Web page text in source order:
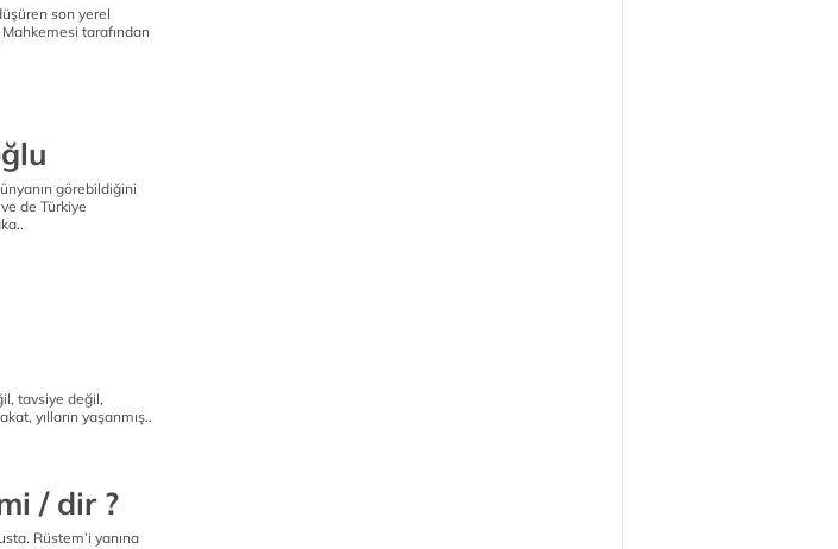
son yerel
tarafından
görebildiğini
de Türkiye
tavsiye değil,
yılların yaşanmış..
/ dir ?
Rüstem’i yanına